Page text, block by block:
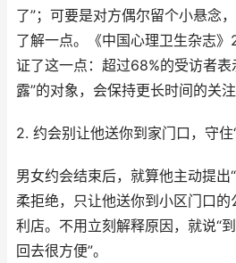
了”；可要是对方偶尔留个小悬念
了解一点。《中国心理卫生杂志
证了这一点：超过68%的受访者表
露”的对象，会保持更长时间的关注
2. 约会别让他送你到家门口，守住
男女约会结束后，就算他主动提出
柔拒绝，只让他送你到小区门口
利店。不用立刻解释原因，就说“
回去很方便”。